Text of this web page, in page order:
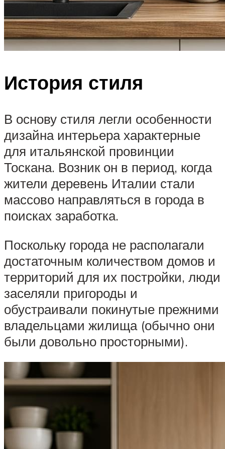
История стиля
В основу стиля легли особенности
дизайна интерьера характерные
для итальянской провинции
Тоскана. Возник он в период, когда
жители деревень Италии стали
массово направляться в города в
поисках заработка.
Поскольку города не располагали
достаточным количеством домов и
территорий для их постройки, люди
заселяли пригороды и
обустраивали покинутые прежними
владельцами жилища (обычно они
были довольно просторными).